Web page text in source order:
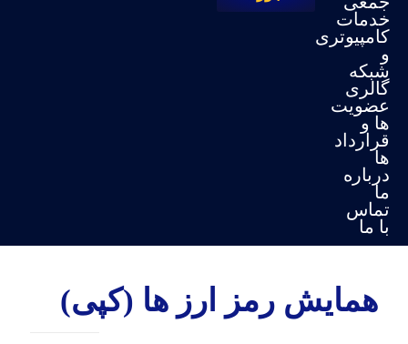
خدمات
کامپیوتری
و
شبکه
گالری
عضویت
ها و
قرارداد
ها
درباره
ما
تماس
با ما
همایش رمز ارز ها (کپی)